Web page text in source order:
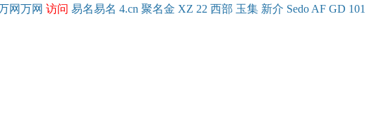
网万网 访问 易名易名 4.cn 聚名金 XZ 22 西部 玉集 新介 Sedo AF GD 101